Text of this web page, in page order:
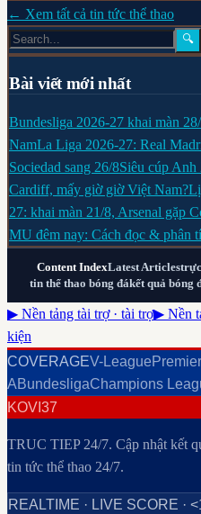
← Xem tất cả tin tức thể thao
🔍
Bài viết mới nhất
Bundesliga 2026-27 khai màn
NamLa Liga 2026-27: Real
Sociedad sang 26/8Siêu cúp
Cardiff, mấy giờ giờ Việt Nam?
27: khai màn 21/8, Arsenal gặp
MU đêm nay: Cách đọc & phân
Content IndexLatest Articles
tin thể thao bóng đákết quả bóng
▶ Nền tảng tài trợ · tài trợ▶ Nền
kiện
COVERAGEV-League
ABundesligaChampions
KOVI37
TRUC TIEP 24/7. Cập nhật kết
tin tức thể thao 24/7.
REALTIME · LIVE SCORE ·